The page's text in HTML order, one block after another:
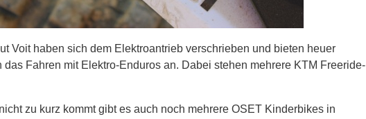
Voit haben sich dem Elektroantrieb verschrieben und bieten heuer
das Fahren mit Elektro-Enduros an. Dabei stehen mehrere KTM Freeride-
zu kurz kommt gibt es auch noch mehrere OSET Kinderbikes in